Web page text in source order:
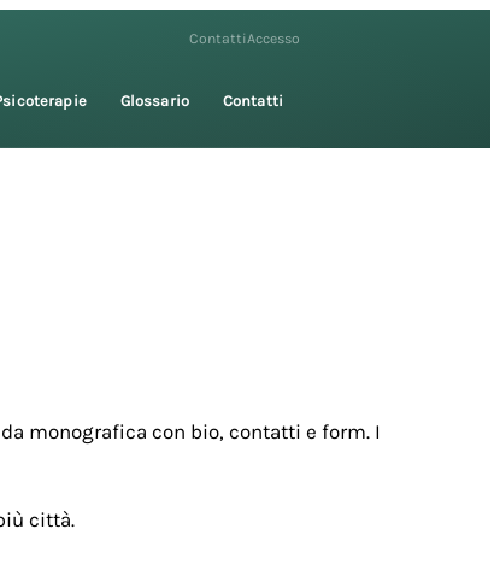
ContattiAccesso
Glossario Contatti
monografica con bio, contatti e form. I
città.